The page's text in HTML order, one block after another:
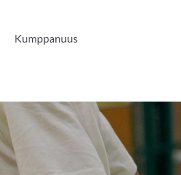
Kumppanuus